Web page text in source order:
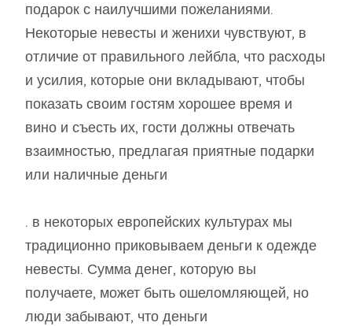
подарок с наилучшими пожеланиями.
Некоторые невесты и женихи чувствуют, в
отличие от правильного лейбла, что расходы
и усилия, которые они вкладывают, чтобы
показать своим гостям хорошее время и
вино и съесть их, гости должны отвечать
взаимностью, предлагая приятные подарки
или наличные деньги
. в некоторых европейских культурах мы
традиционно приковываем деньги к одежде
невесты. Сумма денег, которую вы
получаете, может быть ошеломляющей, но
люди забывают, что деньги